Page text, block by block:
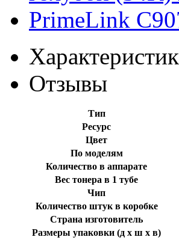
Отзывы
Тип
Ресурс
Цвет
По моделям
Количество в аппарате
Вес тонера в 1 тубе
Чип
Количество штук в коробке
Страна изготовитель
Размеры упаковки (д х ш х в)